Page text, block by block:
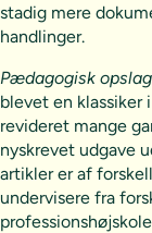
stadig mere
handlinger.
Pædagogisk
blevet en klassiker
revideret mange
nyskrevet udgave
artikler er af
undervisere fra